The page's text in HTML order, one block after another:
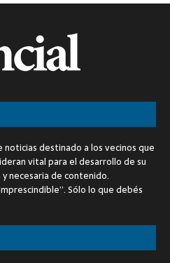
noticias destinado a los vecinos que
vital para el desarrollo de su
necesaria de contenido.
Sólo lo que debés